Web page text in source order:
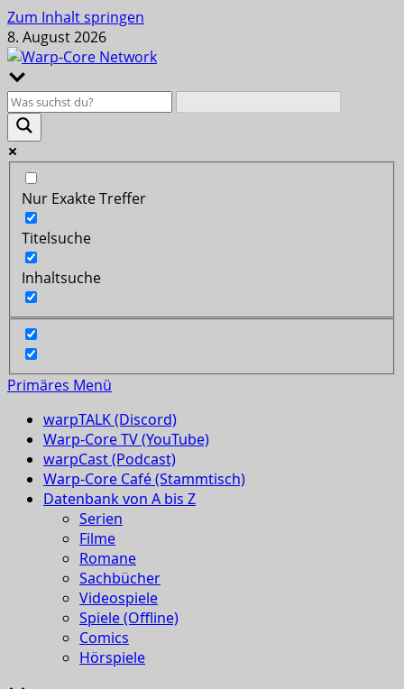
Zum Inhalt springen
8. August 2026
Nur Exakte Treffer
Titelsuche
Inhaltsuche
Primäres Menü
warpTALK (Discord)
Warp-Core TV (YouTube)
warpCast (Podcast)
Warp-Core Café (Stammtisch)
Datenbank von A bis Z
Serien
Filme
Romane
Sachbücher
Videospiele
Spiele (Offline)
Comics
Hörspiele